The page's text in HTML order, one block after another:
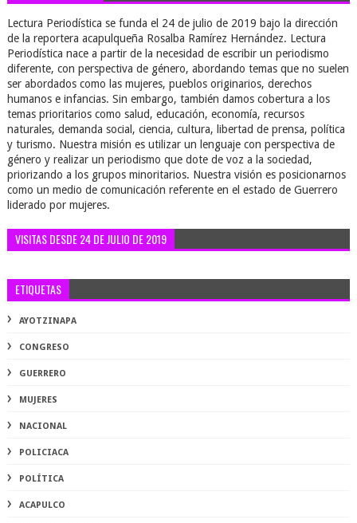
Lectura Periodística se funda el 24 de julio de 2019 bajo la dirección
de la reportera acapulqueña Rosalba Ramírez Hernández. Lectura
Periodística nace a partir de la necesidad de escribir un periodismo
diferente, con perspectiva de género, abordando temas que no suelen
ser abordados como las mujeres, pueblos originarios, derechos
humanos e infancias. Sin embargo, también damos cobertura a los
temas prioritarios como salud, educación, economía, recursos
naturales, demanda social, ciencia, cultura, libertad de prensa, política
y turismo. Nuestra misión es utilizar un lenguaje con perspectiva de
género y realizar un periodismo que dote de voz a la sociedad,
priorizando a los grupos minoritarios. Nuestra visión es posicionarnos
como un medio de comunicación referente en el estado de Guerrero
liderado por mujeres.
VISITAS DESDE 24 DE JULIO DE 2019
ETIQUETAS
AYOTZINAPA
CONGRESO
GUERRERO
MUJERES
NACIONAL
POLICIACA
POLÍTICA
ACAPULCO